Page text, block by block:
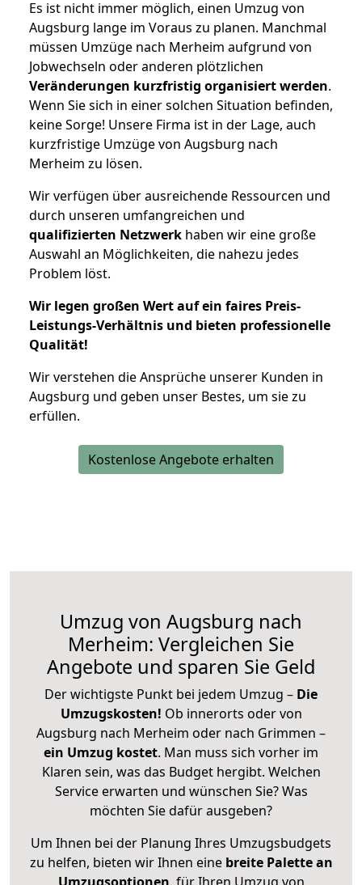
Es ist nicht immer möglich, einen Umzug von
Augsburg lange im Voraus zu planen. Manchmal
müssen Umzüge nach Merheim aufgrund von
Jobwechseln oder anderen plötzlichen
Veränderungen kurzfristig organisiert werden.
Wenn Sie sich in einer solchen Situation befinden,
keine Sorge! Unsere Firma ist in der Lage, auch
kurzfristige Umzüge von Augsburg nach
Merheim zu lösen.
Wir verfügen über ausreichende Ressourcen und
durch unseren umfangreichen und
qualifizierten Netzwerk haben wir eine große
Auswahl an Möglichkeiten, die nahezu jedes
Problem löst.
Wir legen großen Wert auf ein faires Preis-
Leistungs-Verhältnis und bieten professionelle
Qualität!
Wir verstehen die Ansprüche unserer Kunden in
Augsburg und geben unser Bestes, um sie zu
erfüllen.
Kostenlose Angebote erhalten
Umzug von Augsburg nach
Merheim: Vergleichen Sie
Angebote und sparen Sie Geld
Der wichtigste Punkt bei jedem Umzug – Die
Umzugskosten! Ob innerorts oder von
Augsburg nach Merheim oder nach Grimmen –
ein Umzug kostet. Man muss sich vorher im
Klaren sein, was das Budget hergibt. Welchen
Service erwarten und wünschen Sie? Was
möchten Sie dafür ausgeben?
Um Ihnen bei der Planung Ihres Umzugsbudgets
zu helfen, bieten wir Ihnen eine breite Palette an